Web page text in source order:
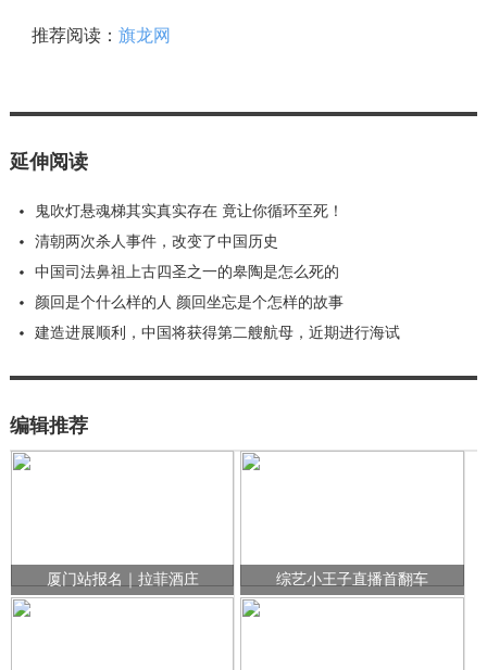
推荐阅读： 旗龙网
延伸阅读
鬼吹灯悬魂梯其实真实存在 竟让你循环至死！
清朝两次杀人事件，改变了中国历史
中国司法鼻祖上古四圣之一的皋陶是怎么死的
颜回是个什么样的人 颜回坐忘是个怎样的故事
建造进展顺利，中国将获得第二艘航母，近期进行海试
编辑推荐
厦门站报名｜拉菲酒庄 综艺小王子直播首翻车